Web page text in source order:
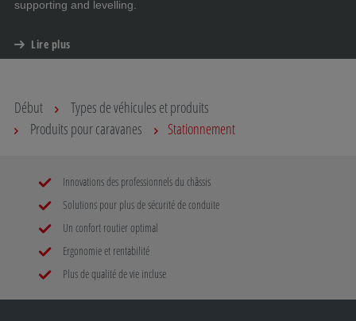
supporting and levelling.
Lire plus
Début
Types de véhicules et produits
Produits pour caravanes
Stationnement
Innovations des professionnels du châssis
Solutions pour plus de sécurité de conduite
Un confort routier optimal
Ergonomie et rentabilité
Plus de qualité de vie incluse